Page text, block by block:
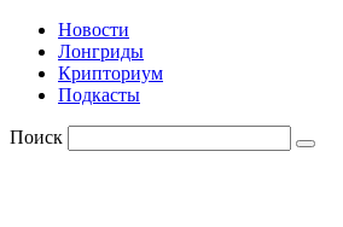
Новости
Лонгриды
Крипториум
Подкасты
Поиск